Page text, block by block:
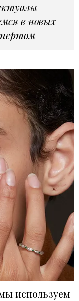
в новых
используем